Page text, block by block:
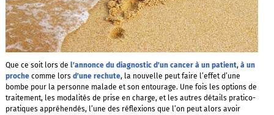
Que ce soit lors de l’annonce du diagnostic d’un cancer à un patient, à un
prochecomme lors d’une rechute, la nouvelle peut faire l’effet d’une
bombe pour la personne malade et son entourage. Une fois les options de
traitement, les modalités de prise en charge, et les autres détails pratico-
pratiques appréhendés, l’une des réflexions que l’on peut alors avoir